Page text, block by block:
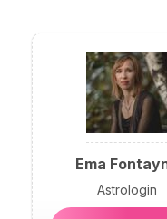
um
Ema
Astrologin